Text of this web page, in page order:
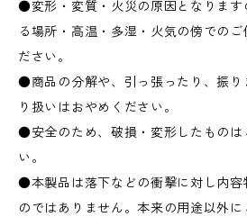
●変形・変質・火災の原因となります
る場所・高温・多湿・火気の傍での
ださい。
●商品の分解や、引っ張ったり、振り
り扱いはおやめください。
●安全のため、破損・変形したものは
い。
●本製品は落下などの衝撃に対し内容
のではありません。本来の用途以外